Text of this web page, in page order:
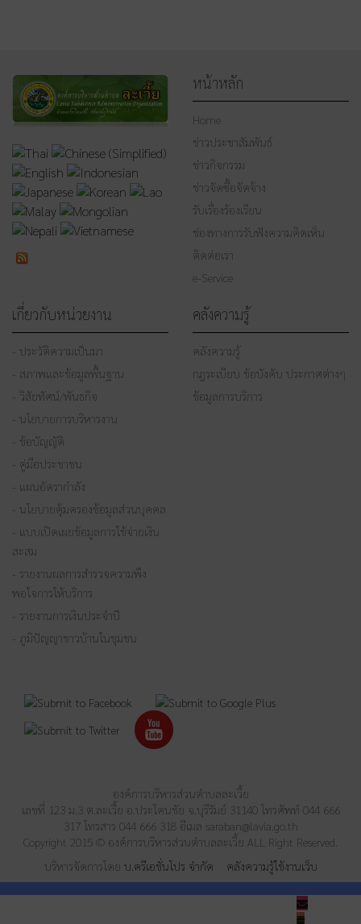
หน้าหลัก
Home
ข่าวประชาสัมพันธ์
ข่าวกิจกรรม
ข่าวจัดซื้อจัดจ้าง
รับเรื่องร้องเรียน
ช่องทางการรับฟังความคิดเห็น
ติดต่อเรา
e-Service
เกี่ยวกับหน่วยงาน
- ประวัติความเป็นมา
- สภาพและข้อมูลพื้นฐาน
- วิสัยทัศน์/พันธกิจ
- นโยบายการบริหารงาน
- ข้อบัญญัติ
- คู่มือประชาชน
- แผนอัตรากำลัง
- นโยบายคุ้มครองข้อมูลส่วนบุคคล
- แบบเปิดเผยข้อมูลการใช้จ่ายเงิน
สะสม
- รายงานผลการสำรวจความพึง
พอใจการให้บริการ
- รายงานการเงินประจำปี
- ภูมิปัญญาชาวบ้านในชุมชน
คลังความรู้
คลังความรู้
กฎระเบียบ ข้อบังคับ ประกาศต่างๆ
ข้อมูลการบริการ
องค์การบริหารส่วนตำบลละเวี้ย
เลขที่ 123 ม.3 ต.ละเวี้ย อ.ประโคนชัย จ.บุรีรัมย์ 31140 โทรศัพท์ 044 666
317 โทรสาร 044 666 318 อีเมล saraban@lavia.go.th
Copyright 2015 © องค์การบริหารส่วนตำบลละเวี้ย ALL Right Reserved.
บริหารจัดการโดย บ.ครีเอชั่นโปร จำกัด คลังความรู้ใช้งานเว็บ